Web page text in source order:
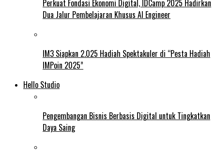
Perkuat Fondasi Ekonomi Digital, IDCamp 2025 Hadirkan
Dua Jalur Pembelajaran Khusus AI Engineer
IM3 Siapkan 2.025 Hadiah Spektakuler di “Pesta Hadiah
IMPoin 2025”
Hello Studio
Pengembangan Bisnis Berbasis Digital untuk Tingkatkan
Daya Saing